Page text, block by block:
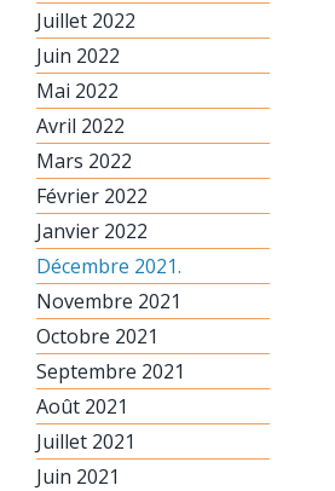
Juillet 2022
Juin 2022
Mai 2022
Avril 2022
Mars 2022
Février 2022
Janvier 2022
Décembre 2021.
Novembre 2021
Octobre 2021
Septembre 2021
Août 2021
Juillet 2021
Juin 2021